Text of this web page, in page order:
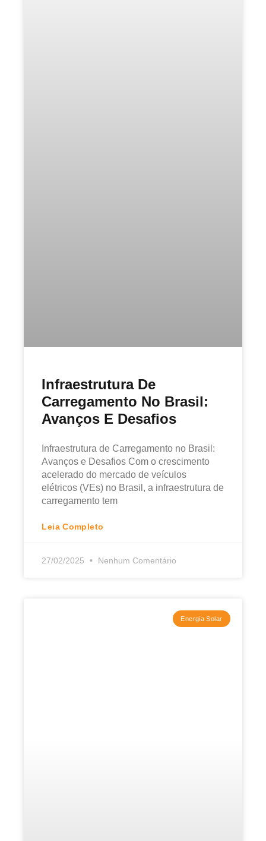
Infraestrutura De
Carregamento No Brasil:
Avanços E Desafios
Infraestrutura de Carregamento no Brasil:
Avanços e Desafios Com o crescimento
acelerado do mercado de veículos
elétricos (VEs) no Brasil, a infraestrutura de
carregamento tem
Leia Completo
27/02/2025 Nenhum Comentário
Energia Solar